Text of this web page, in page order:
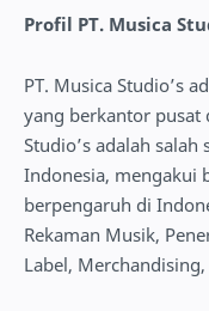
Profil PT. Musica
PT. Musica Studio’s
yang berkantor pusat
Studio’s adalah
Indonesia, mengakui
berpengaruh di
Rekaman Musik,
Label,